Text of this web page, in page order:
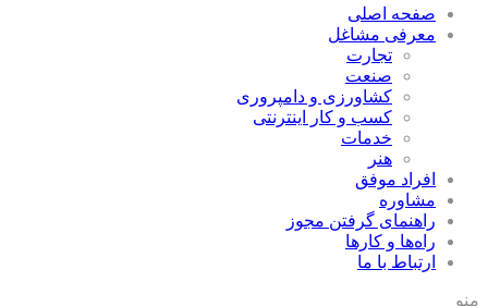
صفحه اصلی
معرفی مشاغل
تجارت
صنعت
كشاورزی و دامپروری
كسب و كار اينترنتی
خدمات
هنر
افراد موفق
مشاوره
راهنمای گرفتن مجوز
راه‌ها و كارها
ارتباط با ما
منو